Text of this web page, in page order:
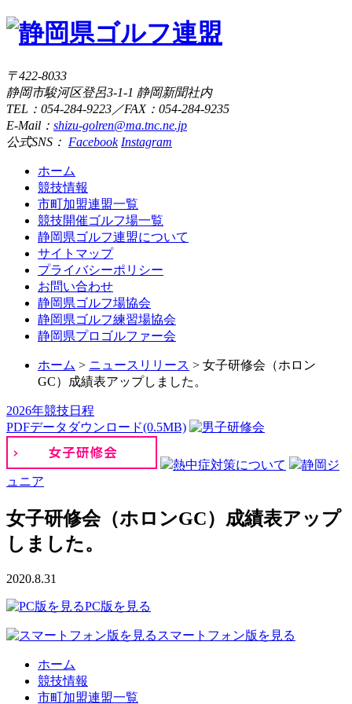
〒422-8033
静岡市駿河区登呂3-1-1 静岡新聞社内
TEL：054-284-9223／FAX：054-284-9235
E-Mail： shizu-golren@ma.tnc.ne.jp
公式SNS： Facebook Instagram
ホーム
競技情報
市町加盟連盟一覧
競技開催ゴルフ場一覧
静岡県ゴルフ連盟について
サイトマップ
プライバシーポリシー
お問い合わせ
静岡県ゴルフ場協会
静岡県ゴルフ練習場協会
静岡県プロゴルファー会
ホーム > ニュースリリース > 女子研修会（ホロン
GC）成績表アップしました。
2026年競技日程
PDFデータダウンロード(0.5MB)
熱中症対策について
静岡ジ
ュニア
女子研修会（ホロンGC）成績表アップ
しました。
2020.8.31
PC版を見る
スマートフォン版を見る
ホーム
競技情報
市町加盟連盟一覧